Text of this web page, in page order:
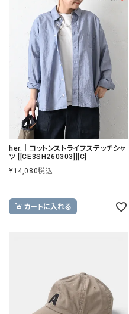
her.｜コットンストライプステッチシャ
ツ [[CE3SH260303]][C]
¥14,080税込
カートに入れる